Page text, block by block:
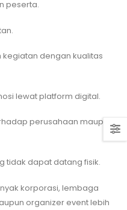
peserta.
dengan kualitas
lewat platform digital.
perusahaan maupun
tidak dapat datang fisik.
korporasi, lembaga
organizer event lebih